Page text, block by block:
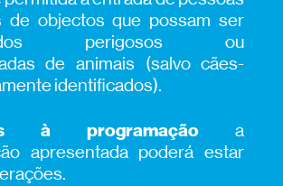
de objectos que possam ser
perigosos ou
de animais (salvo cães-
identificados).
à programação a
apresentada poderá estar